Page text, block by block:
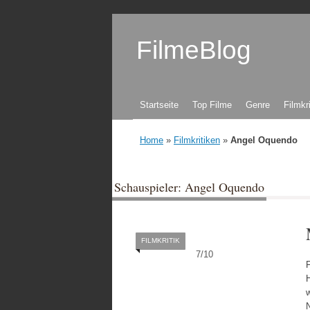
FilmeBlog
Zum Inhalt springen
Startseite Top Filme Genre
Home » Filmkritiken » Angel Oquendo
Schauspieler: Angel Oquendo
7/10
FILMKRITIK